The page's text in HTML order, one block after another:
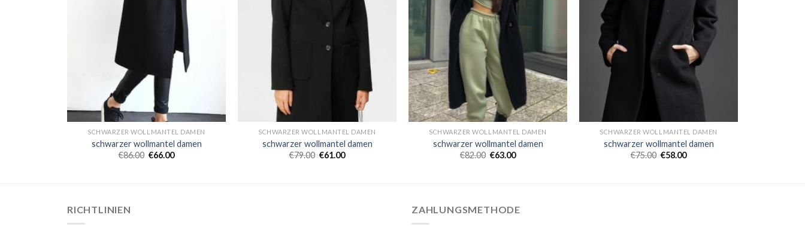
SCHWARZER WOLLMANTEL DAMEN
schwarzer wollmantel damen
€86.00 €66.00
SCHWARZER WOLLMANTEL DAMEN
schwarzer wollmantel damen
€79.00 €61.00
SCHWARZER WOLLMANTEL DAMEN
schwarzer wollmantel damen
€82.00 €63.00
SCHWARZER WOLLMANTEL DAMEN
schwarzer wollmantel damen
€75.00 €58.00
RICHTLINIEN ZAHLUNGSMETHODE